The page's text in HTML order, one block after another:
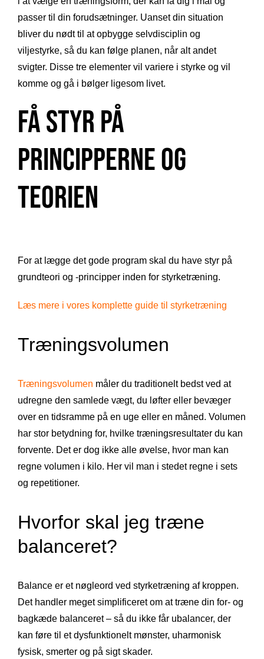
passer til din forudsætninger. Uanset din situation
bliver du nødt til at opbygge selvdisciplin og
viljestyrke, så du kan følge planen, når alt andet
svigter. Disse tre elementer vil variere i styrke og vil
komme og gå i bølger ligesom livet.
Få styr på
principperne og
teorien
For at lægge det gode program skal du have styr på
grundteori og -principper inden for styrketræning.
Læs mere i vores komplette guide til styrketræning
Træningsvolumen
Træningsvolumen måler du traditionelt bedst ved at
udregne den samlede vægt, du løfter eller bevæger
over en tidsramme på en uge eller en måned. Volumen
har stor betydning for, hvilke træningsresultater du kan
forvente. Det er dog ikke alle øvelse, hvor man kan
regne volumen i kilo. Her vil man i stedet regne i sets
og repetitioner.
Hvorfor skal jeg træne
balanceret?
Balance er et nøgleord ved styrketræning af kroppen.
Det handler meget simplificeret om at træne din for- og
bagkæde balanceret – så du ikke får ubalancer, der
kan føre til et dysfunktionelt mønster, uharmonisk
fysisk, smerter og på sigt skader.